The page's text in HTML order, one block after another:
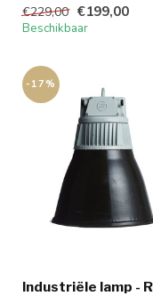
€229,00 €199,00
Beschikbaar
-17%
Industriële lamp -